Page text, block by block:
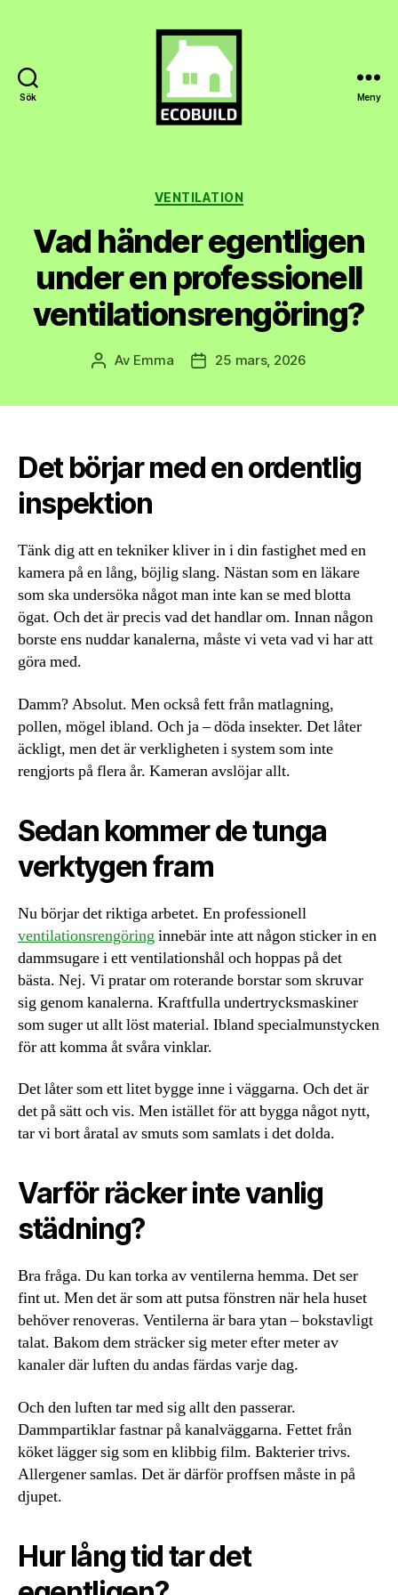
Sök Meny
Kategorier
VENTILATION
Vad händer egentligen
under en professionell
ventilationsrengöring?
Inläggsförfattare
Av Emma Inläggsdatum
25 mars, 2026
Det börjar med en ordentlig
inspektion
Tänk dig att en tekniker kliver in i din fastighet med en
kamera på en lång, böjlig slang. Nästan som en läkare
som ska undersöka något man inte kan se med blotta
ögat. Och det är precis vad det handlar om. Innan någon
borste ens nuddar kanalerna, måste vi veta vad vi har att
göra med.
Damm? Absolut. Men också fett från matlagning,
pollen, mögel ibland. Och ja – döda insekter. Det låter
äckligt, men det är verkligheten i system som inte
rengjorts på flera år. Kameran avslöjar allt.
Sedan kommer de tunga
verktygen fram
Nu börjar det riktiga arbetet. En professionell
ventilationsrengöringinnebär inte att någon sticker in en
dammsugare i ett ventilationshål och hoppas på det
bästa. Nej. Vi pratar om roterande borstar som skruvar
sig genom kanalerna. Kraftfulla undertrycksmaskiner
som suger ut allt löst material. Ibland specialmunstycken
för att komma åt svåra vinklar.
Det låter som ett litet bygge inne i väggarna. Och det är
det på sätt och vis. Men istället för att bygga något nytt,
tar vi bort åratal av smuts som samlats i det dolda.
Varför räcker inte vanlig
städning?
Bra fråga. Du kan torka av ventilerna hemma. Det ser
fint ut. Men det är som att putsa fönstren när hela huset
behöver renoveras. Ventilerna är bara ytan – bokstavligt
talat. Bakom dem sträcker sig meter efter meter av
kanaler där luften du andas färdas varje dag.
Och den luften tar med sig allt den passerar.
Dammpartiklar fastnar på kanalväggarna. Fettet från
köket lägger sig som en klibbig film. Bakterier trivs.
Allergener samlas. Det är därför proffsen måste in på
djupet.
Hur lång tid tar det